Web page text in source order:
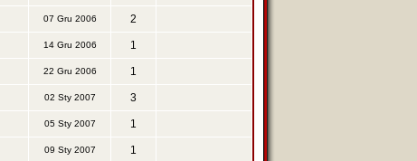
07 Gru 2006 2
14 Gru 2006 1
22 Gru 2006 1
02 Sty 2007 3
05 Sty 2007 1
09 Sty 2007 1